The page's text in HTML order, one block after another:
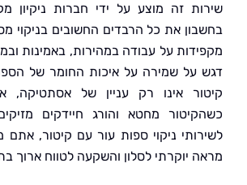
זה מוצע על ידי חברות ניקיון מקצועיות
את כל הרבדים החשובים בניקוי מסוג זה.
על עבודה במהירות, באמינות
שמירה על איכות החומר של הספה. ניקוי
אינו רק עניין של אסתטיקה, אלא גם
מחטא והורג חיידקים מזיקים.
ניקוי ספות עור עם קיטור, אתם
יוקרתי לסלון והשקעה לטווח ארוך בתחזוקה